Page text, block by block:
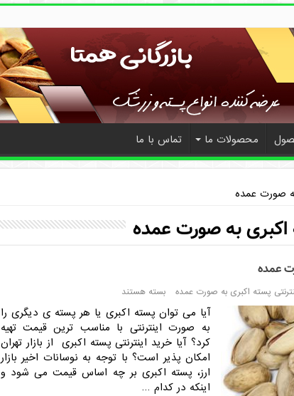
محصولات ما تماس با ما
صورت عمده
اکبری به صورت عمده
عمده
پسته اکبری به صورت عمده بسته هستند
آیا می توان پسته اکبری یا هر پسته ی دیگری را
به صورت اینترنتی با مناسب ترین قیمت تهیه
کرد؟ آیا خرید اینترنتی پسته اکبری از بازار تهران
امکان پذیر است؟ با توجه به نوسانات اخیر بازار
ارز، پسته اکبری بر چه اساس قیمت می شود و
اینکه در کدام …